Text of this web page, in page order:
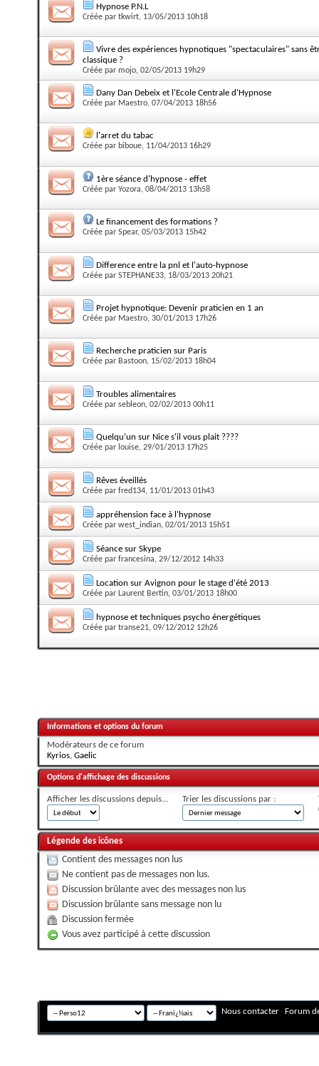
Hypnose P.N.L
Créée par tkwirt, 13/05/2013 10h18
Vivre des expériences hypnotiques "spectaculaires" sans
classique ?
Créée par mojo, 02/05/2013 19h29
Dany Dan Debeix et l'Ecole Centrale d'Hypnose
Créée par Maestro, 07/04/2013 18h56
l'arret du tabac
Créée par biboue, 11/04/2013 16h29
1ère séance d'hypnose - effet
Créée par Yozora, 08/04/2013 13h58
Le financement des formations ?
Créée par Spear, 05/03/2013 15h42
Difference entre la pnl et l'auto-hypnose
Créée par STEPHANE33, 18/03/2013 20h21
Projet hypnotique: Devenir praticien en 1 an
Créée par Maestro, 30/01/2013 17h26
Recherche praticien sur Paris
Créée par Bastoon, 15/02/2013 18h04
Troubles alimentaires
Créée par sebleon, 02/02/2013 00h11
Quelqu'un sur Nice s'il vous plait ????
Créée par louise, 29/01/2013 17h25
Rêves éveillés
Créée par fred134, 11/01/2013 01h43
appréhension face à l'hypnose
Créée par west_indian, 02/01/2013 15h51
Séance sur Skype
Créée par francesina, 29/12/2012 14h33
Location sur Avignon pour le stage d'été 2013
Créée par Laurent Bertin, 03/01/2013 18h00
hypnose et techniques psycho énergétiques
Créée par transe21, 09/12/2012 12h26
Informations et options du forum
Modérateurs de ce forum
Kyrios, Gaelic
Options d'affichage des discussions
Afficher les discussions depuis... Trier les discussions par :
Légende des icônes
Contient des messages non lus
Ne contient pas de messages non lus.
Discussion brûlante avec des messages non lus
Discussion brûlante sans message non lu
Discussion fermée
Vous avez participé à cette discussion
Nous contacter Forum